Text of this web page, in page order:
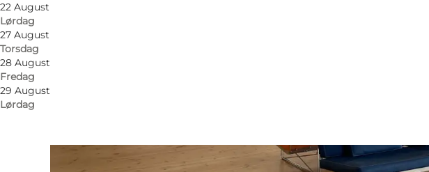
22 August
Lørdag
27 August
Torsdag
28 August
Fredag
29 August
Lørdag